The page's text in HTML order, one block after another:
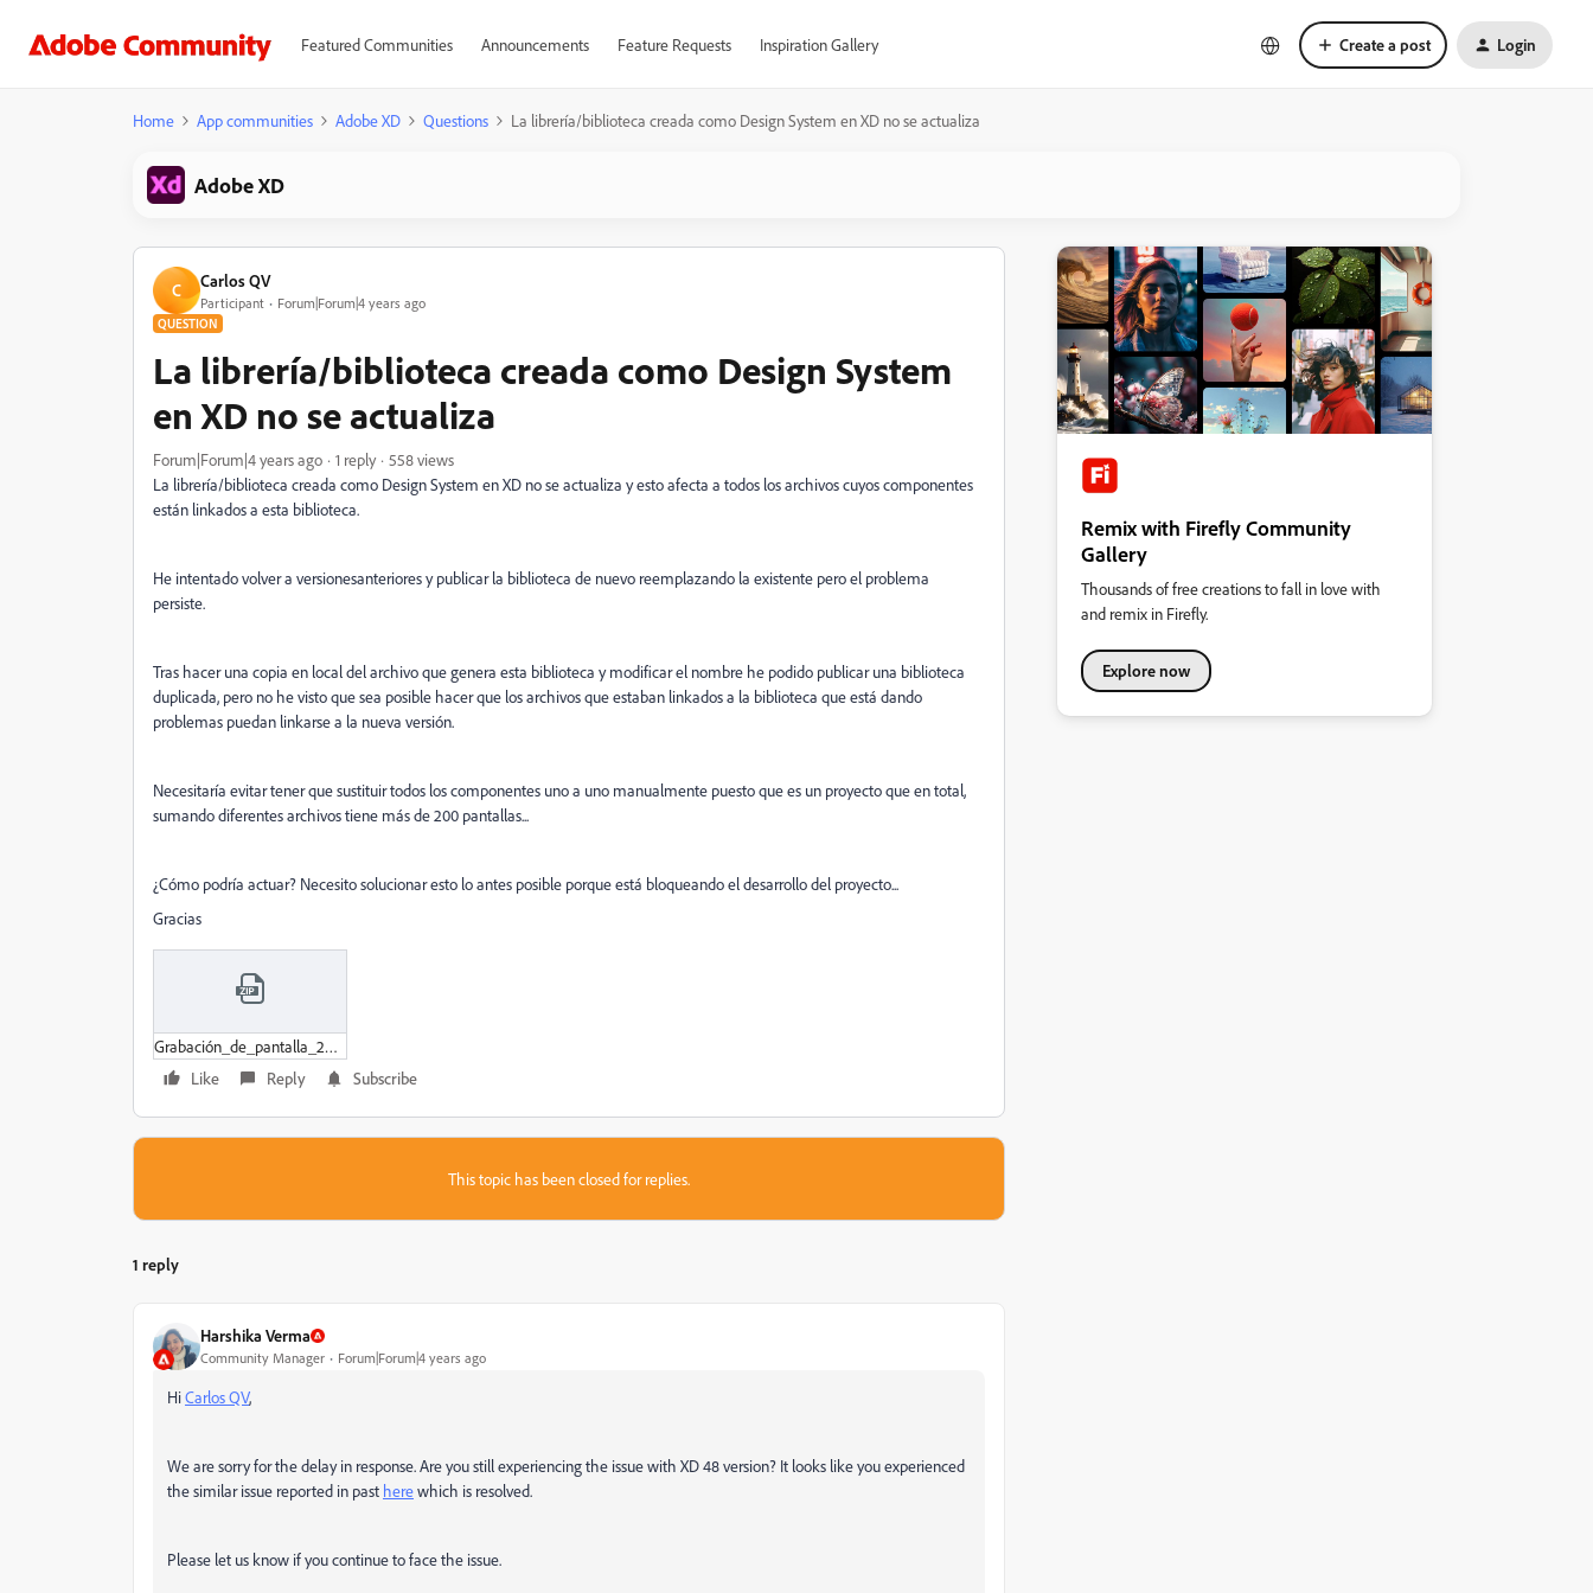
Featured Communities Announcements Feature Requests Inspiration Gallery Create a post Login
Home App communities Adobe XD Questions La librería/biblioteca creada como Design System en XD no se actualiza
Adobe XD
C Carlos QV
Participant Forum|Forum|4 years ago
QUESTION
La librería/biblioteca creada como Design System
en XD no se actualiza
Forum|Forum|4 years ago 1 reply
558 views
La librería/biblioteca creada como Design System en XD no se actualiza y esto afecta a todos los archivos cuyos componentes
están linkados a esta biblioteca.
He intentado volver a versionesanteriores y publicar la biblioteca de nuevo reemplazando la existente pero el problema
persiste.
Tras hacer una copia en local del archivo que genera esta biblioteca y modificar el nombre he podido publicar una biblioteca
duplicada, pero no he visto que sea posible hacer que los archivos que estaban linkados a la biblioteca que está dando
problemas puedan linkarse a la nueva versión.
Necesitaría evitar tener que sustituir todos los componentes uno a uno manualmente puesto que es un proyecto que en total,
sumando diferentes archivos tiene más de 200 pantallas...
¿Cómo podría actuar? Necesito solucionar esto lo antes posible porque está bloqueando el desarrollo del proyecto...
Gracias
Grabación_de_pantalla_2022-01-14_a_las_12-42-36.zip
Like
Reply Subscribe
This topic has been closed for replies.
1 reply
Harshika Verma
Community Manager Forum|Forum|4 years ago
HiCarlos QV,
We are sorry for the delay in response. Are you still experiencing the issue with XD 48 version? It looks like you experienced
the similar issue reported in past herewhich is resolved.
Please let us know if you continue to face the issue.
Remix with Firefly Community
Gallery
Thousands of free creations to fall in love with
and remix in Firefly.
Explore now